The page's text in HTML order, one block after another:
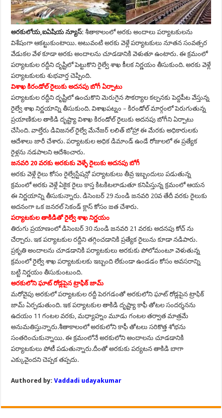
అరకులోయ,ఐఏషియ న్యూస్:శీతాకాలంలో అరకు అందాలు పర్యాటకులను
విశేషంగా ఆకట్టుకుంటాయి. అటువంటి అరకు వెళ్లే పర్యాటకులు నూతన సంవత్సర
వేడుకల వేళ కూడా అరకు అందాలను చూడడానికి వెళుతూ ఉంటారు. ఈ క్రమంలో
పర్యాటకుల రద్దీని దృష్టిలో పెట్టుకొని రైల్వే శాఖ కీలక నిర్ణయం తీసుకుంది. అరకు వెళ్లే
పర్యాటకులకు శుభవార్త చెప్పింది.
విశాఖ కిరండోల్ రైలుకు అదనపు బోగీ ఏర్పాటు
పర్యాటకుల రద్దీని దృష్టిలో ఉంచుకొని మెరుగైన సౌకర్యాల కల్పనకు పెద్దపీట వేస్తున్న
రైల్వే శాఖ నిర్ణయాన్ని తీసుకుంది. విశాఖపట్నం – కిరండోల్ మార్గంలో పెరుగుతున్న
ప్రయాణికుల తాకిడి దృష్ట్యా విశాఖ కిరండోల్ రైలుకు అదనపు బోగీని ఏర్పాటు
చేసింది. వాల్తేరు డివిజనల్ రైల్వే మేనేజర్ లలిత్ బోహ్రా ఈ మేరకు అధికారులకు
ఆదేశాలు జారీ చేశారు. పర్యాటకుల అధిక డిమాండ్ ఉండే రోజులలో ఈ ప్రత్యేక
రైళ్లను నడపాలని ఆదేశించారు.
జనవరి 20 వరకు అరకుకు వెళ్ళే రైలుకు అదనపు బోగీ
అరకు వెళ్లే రైలు కోసం రైల్వేస్టేషన్లో పర్యాటకులు తీవ్ర ఇబ్బందులు పడుతున్న
క్రమంలో అరకు వెళ్లే ఏకైక రైలు కాస్త కిటకిటలాడుతూ కనిపిస్తున్న క్రమంలో ఆయన
ఈ నిర్ణయాన్ని తీసుకున్నారు. డిసెంబర్ 29 నుండి జనవరి 20వ తేదీ వరకు రైలుకు
అదనంగా ఒక జనరల్ సెకండ్ క్లాస్ కోసం జత చేశారు.
పర్యాటకుల తాకిడితో రైల్వే శాఖ నిర్ణయం
తిరుగు ప్రయాణంలో డిసెంబర్ 30 నుండి జనవరి 21 వరకు అదనపు కోచ్ ను
చేర్చారు. ఇక పర్యాటకుల రద్దీని తగ్గించడానికి ప్రత్యేక రైలును కూడా నడిపారు.
ప్రకృతి అందాలను చూడడానికి పర్యాటకులు అరకుకు పోలోమంటూ వెళుతున్న
క్రమంలో రైల్వే శాఖ పర్యాటకులకు ఇబ్బంది లేకుండా ఉండడం కోసం అవసరాన్ని
బట్టి నిర్ణయం తీసుకుంటుంది.
అరకులోని ఘాట్ రోడ్లపైన ట్రాఫిక్ జామ్
మరోవైపు అరకులో పర్యాటకుల రద్దీ పెరగడంతో అరకులోని ఘాట్ రోడ్లపైన ట్రాఫిక్
జామ్ ఏర్పడుతుంది. ఇక పర్యాటకుల తాకిడి దృష్ట్యా కాఫీ తోటల సందర్శనను
ఉదయం 11 గంటల వరకు, మధ్యాహ్నం మూడు గంటల తర్వాత మాత్రమే
అనుమతిస్తున్నారు.శీతాకాలంలో అరకులోని కాఫీ తోటలు సరికొత్త శోభను
సంతరించుకున్నాయి. ఈ క్రమంలోనే అరకులోని అందాలను చూడడానికి
పర్యాటకులు పోటీ పడుతున్నారు.దీంతో అరకుకు పర్యటన తాకిడి బాగా
ఎక్కువైందని చెప్పక తప్పదు.
Authored by:Vaddadi udayakumar